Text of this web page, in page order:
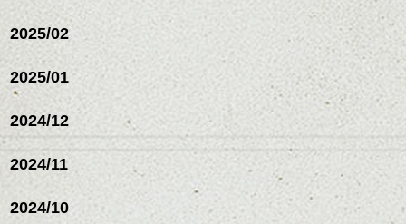
2025/02
2025/01
2024/12
2024/11
2024/10